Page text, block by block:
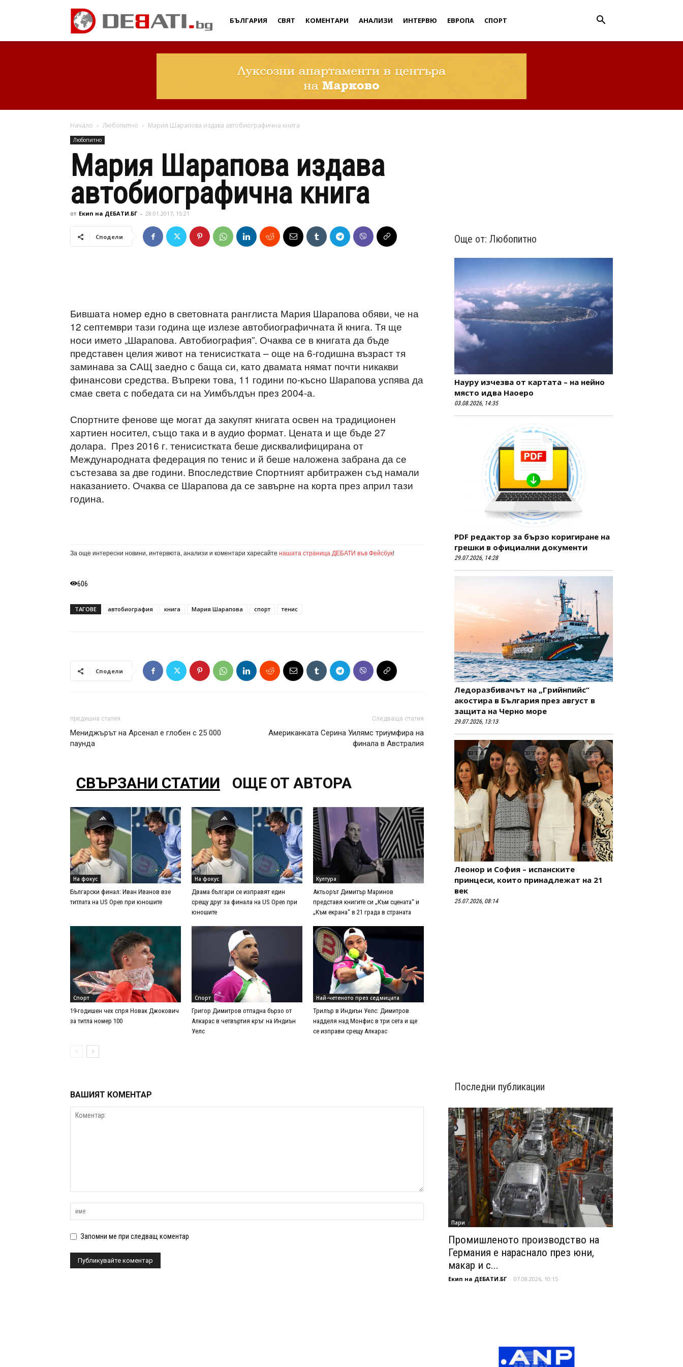
Дебати
БЪЛГАРИЯ СВЯТ КОМЕНТАРИ АНАЛИЗИ ИНТЕРВЮ ЕВРОПА СПОРТ
Начало Любопитно Мария Шарапова издава автобиографична книга
Любопитно
Мария Шарапова издава
автобиографична книга
от Екип на ДЕБАТИ.БГ - 28.01.2017, 15:21
Сподели
Бившата номер едно в световната ранглиста Мария Шарапова обяви, че на
12 септември тази година ще излезе автобиографичната й книга. Тя ще
носи името „Шарапова. Автобиография”. Очаква се в книгата да бъде
представен целия живот на тенисистката – още на 6-годишна възраст тя
заминава за САЩ заедно с баща си, като двамата нямат почти никакви
финансови средства. Въпреки това, 11 години по-късно Шарапова успява да
смае света с победата си на Уимбълдън през 2004-а.
Спортните фенове ще могат да закупят книгата освен на традиционен
хартиен носител, също така и в аудио формат. Цената и ще бъде 27
долара. През 2016 г. тенисистката беше дисквалифицирана от
Международната федерация по тенис и й беше наложена забрана да се
състезава за две години. Впоследствие Спортният арбитражен съд намали
наказанието. Очаква се Шарапова да се завърне на корта през април тази
година.
За още интересни новини, интервюта, анализи и коментари харесайте нашата страница ДЕБАТИ във Фейсбук!
606
ТАГОВЕ автобиография книга Мария Шарапова спорт тенис
Сподели
предишна статия
Мениджърът на Арсенал е глобен с 25 000
паунда
Следваща статия
Американката Серина Уилямс триумфира на
финала в Австралия
СВЪРЗАНИ СТАТИИ ОЩЕ ОТ АВТОРА
На фокус
Български финал: Иван Иванов взе
титлата на US Open при юношите
На фокус
Двама българи се изправят един
срещу друг за финала на US Open при
юношите
Култура
Актьорът Димитър Маринов
представя книгите си „Към сцената“ и
„Към екрана“ в 21 града в страната
Спорт
19-годишен чех спря Новак Джокович
за титла номер 100
Спорт
Григор Димитров отпадна бързо от
Алкарас в четвъртия кръг на Индиън
Уелс
Най-четеното през седмицата
Трилър в Индиън Уелс: Димитров
надделя над Монфис в три сета и ще
се изправи срещу Алкарас
ВАШИЯТ КОМЕНТАР
Запомни ме при следващ коментар
Още от: Любопитно
Науру изчезва от картата – на нейно
място идва Наоеро
03.08.2026, 14:35
PDF редактор за бързо коригиране на
грешки в официални документи
29.07.2026, 14:28
Ледоразбивачът на „Грийнпийс“
акостира в България през август в
защита на Черно море
29.07.2026, 13:13
Леонор и София – испанските
принцеси, които принадлежат на 21
век
25.07.2026, 08:14
Последни публикации
Пари
Промишленото производство на
Германия е нараснало през юни,
макар и с...
Екип на ДЕБАТИ.БГ - 07.08.2026, 10:15